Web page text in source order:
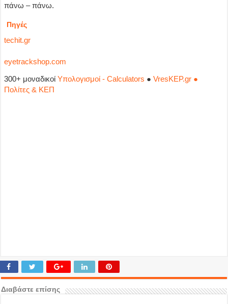
πάνω – πάνω.
Πηγές
techit.gr
eyetrackshop.com
300+ μοναδικοίΥπολογισμοί - Calculators ●VresKEP.gr ●
Πολίτες & ΚΕΠ
Διαβάστε επίσης